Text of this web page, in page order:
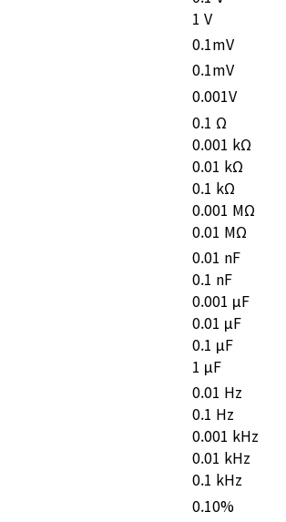
1 V
0.1mV
0.1mV
0.001V
0.1 Ω
0.001 kΩ
0.01 kΩ
0.1 kΩ
0.001 MΩ
0.01 MΩ
0.01 nF
0.1 nF
0.001 μF
0.01 μF
0.1 μF
1 μF
0.01 Hz
0.1 Hz
0.001 kHz
0.01 kHz
0.1 kHz
0.10%